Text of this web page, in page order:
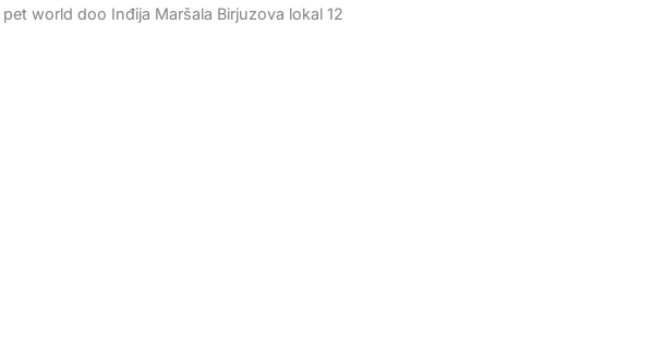
pet world doo Inđija Maršala Birjuzova lokal 12